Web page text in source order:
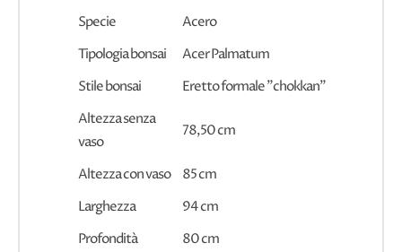
Specie
Acero
Tipologia bonsai
Acer Palmatum
Stile bonsai
Eretto formale "chokkan"
Altezza senza
vaso
78,50 cm
Altezza con vaso
85 cm
Larghezza
94 cm
Profondità
80 cm